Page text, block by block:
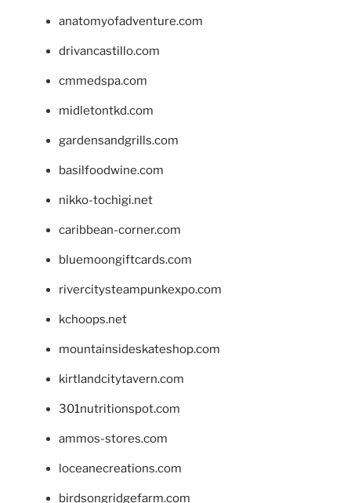
anatomyofadventure.com
drivancastillo.com
cmmedspa.com
midletontkd.com
gardensandgrills.com
basilfoodwine.com
nikko-tochigi.net
caribbean-corner.com
bluemoongiftcards.com
rivercitysteampunkexpo.com
kchoops.net
mountainsideskateshop.com
kirtlandcitytavern.com
301nutritionspot.com
ammos-stores.com
loceanecreations.com
birdsongridgefarm.com